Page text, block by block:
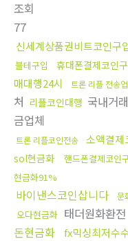
조회
77
신세계상품권비트코인구
블테구입 휴대폰결제코인
매대행24시
트론 리플 전송
처 리플코인대행 국내거
금업체
트론 리플코인전송 소액결제
sol현금화
핸드폰결제코인
현금화91%
바이낸스코인삽니다 문
오다현금화 태더원화환전
돈현금화
fx믹싱최저수